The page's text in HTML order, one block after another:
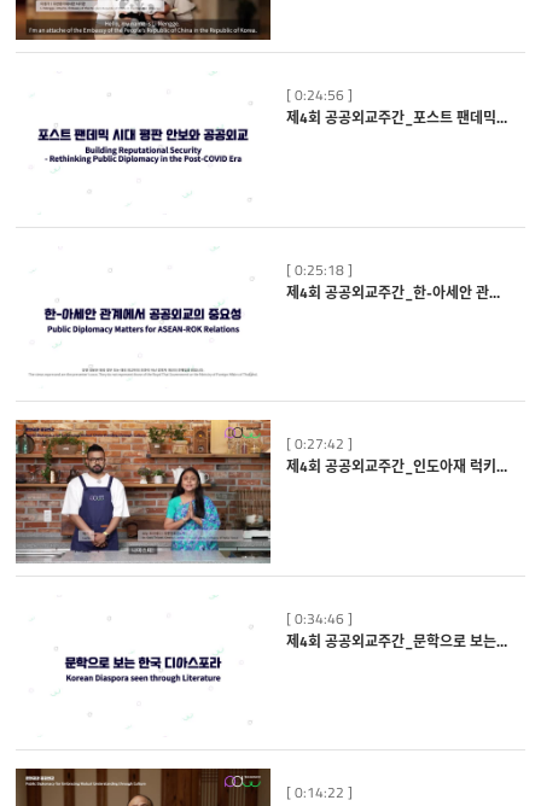
[ 0:24:56 ]
제4회 공공외교주간_포스트 팬데믹 시대 평판 안보와 한국의 공공외교
[ 0:25:18 ]
제4회 공공외교주간_한-아세안 관계에서 공공외교의 중요성
[ 0:27:42 ]
제4회 공공외교주간_인도아재 럭키와 함께하는 랜선 인도요리 클래스
[ 0:34:46 ]
제4회 공공외교주간_문학으로 보는 한국 디아스포라
[ 0:14:22 ]